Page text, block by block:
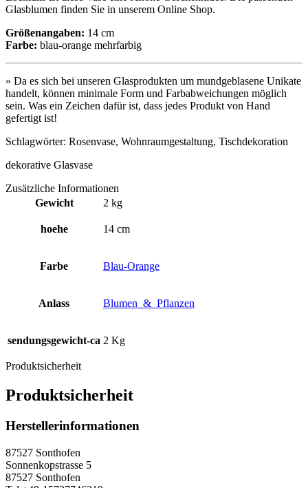
Glasblumen finden Sie in unserem Online Shop.
Größenangaben: 14 cm
Farbe: blau-orange mehrfarbig
» Da es sich bei unseren Glasprodukten um mundgeblasene Unikate
handelt, können minimale Form und Farbabweichungen möglich
sein. Was ein Zeichen dafür ist, dass jedes Produkt von Hand
gefertigt ist!
Schlagwörter: Rosenvase, Wohnraumgestaltung, Tischdekoration
dekorative Glasvase
Zusätzliche Informationen
Gewicht
2 kg
hoehe 14 cm
Farbe Blau-Orange
Anlass Blumen_&_Pflanzen
sendungsgewicht-ca 2 Kg
Produktsicherheit
Produktsicherheit
Herstellerinformationen
87527 Sonthofen
Sonnenkopstrasse 5
87527 Sonthofen